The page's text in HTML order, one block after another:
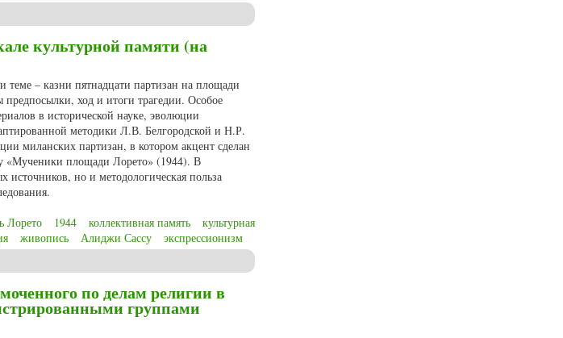
культурной памяти (на
теме – казни пятнадцати партизан на площади
предпосылки, ход и итоги трагедии. Особое
в исторической науке, эволюции
методики Л.В. Белгородской и Н.Р.
миланских партизан, в котором акцент сделан
«Мученики площади Лорето» (1944). В
источников, но и методологическая польза
Лорето 1944 коллективная память
культурная
живопись Алиджи Сассу экспрессионизм
по делам религии в
группами